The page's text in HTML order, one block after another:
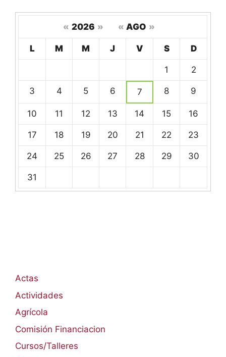
calendario
eventos
« 2026 » « AGO »
L M M J V S D
1 2
3 4 5 6 7 8 9
10 11 12 13 14 15 16
17 18 19 20 21 22 23
24 25 26 27 28 29 30
31
Actas
Actividades
Agrícola
Comisión Financiacion
Cursos/Talleres